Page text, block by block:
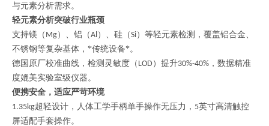
与元素分析需求。
轻元素分析突破行业瓶颈
支持镁（ Mg）、铝（Al ）、硅（Si）等轻元素检测，覆盖铝合金、
不锈钢等复杂基体，*传统设备*。
德国原厂校准曲线，检测灵敏度（ LOD）提升30%-40% ，数据精准
度媲美实验室级仪器。
便携安全，适应严苛环境
1.35kg超轻设计，人体工学手柄单手操作无压力， 5英寸高清触控
屏适配手套操作。